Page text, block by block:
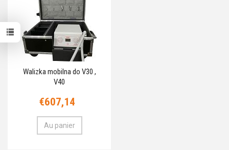
Walizka mobilna do V30 ,
V40
€607,14
Au panier